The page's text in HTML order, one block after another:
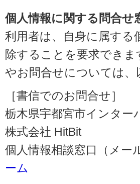
個人情報に関する問合せ
利用者は、自身に属する
除することを要求でき
やお問合せについては
［書信でのお問合せ］
栃木県宇都宮市インター
株式会社 HitBit
個人情報相談窓口（メー
ーム